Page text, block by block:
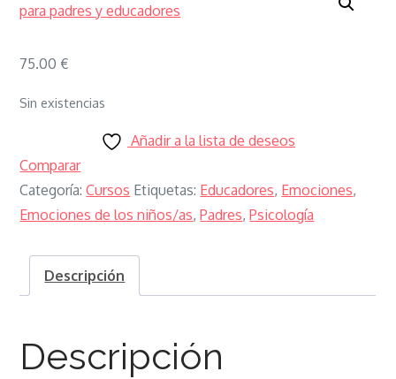
75.00 €
Sin existencias
Añadir a la lista de deseos
Comparar
Categoría:Cursos Etiquetas: Educadores, Emociones,
Emociones de los niños/as,Padres,Psicología
Descripción
Descripción